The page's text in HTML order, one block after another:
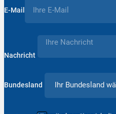
E-Mail
Nachricht
Bundesland